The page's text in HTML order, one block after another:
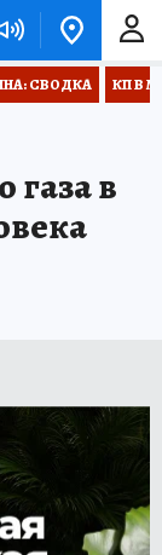
СВОДКА КП В
газа в